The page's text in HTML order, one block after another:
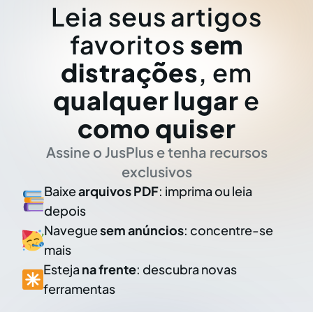
Leia seus artigos
favoritos sem
distrações, em
qualquer lugar e
como quiser
Assine o JusPlus e tenha recursos
exclusivos
Baixearquivos PDF: imprima ou leia
depois
Naveguesem anúncios: concentre-se
mais
Esteja na frente: descubra novas
ferramentas